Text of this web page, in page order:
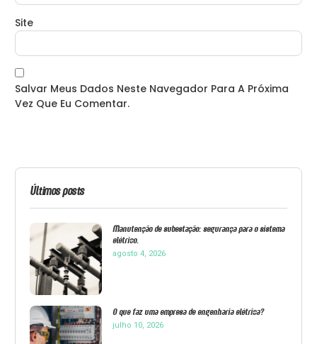
Site
Salvar Meus Dados Neste Navegador Para A Próxima
Vez Que Eu Comentar.
Últimos posts
Manutenção de subestação: segurança para o sistema
elétrico.
agosto 4, 2026
O que faz uma empresa de engenharia elétrica?
julho 10, 2026